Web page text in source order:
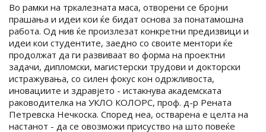
Во рамки на тркалезната маса, отворени сe бројни
прашања и идеи кои ќе бидат основа за понатамошна
работа. Од нив ќе произлезат конкретни предизвици и
идеи кои студентите, заедно со своите ментори ќе
продолжат да ги развиваат во форма на проектни
задачи, дипломски, магистерски трудови и докторски
истражувања, со силен фокус кон одржливоста,
иновациите и здравјето - истакнува академската
раководителка на УКЛО КОЛОРС, проф. д-р Рената
Петревска Нечкоска. Според неа, остварена е целта на
настанот - да се овозможи присуство на што повеќе